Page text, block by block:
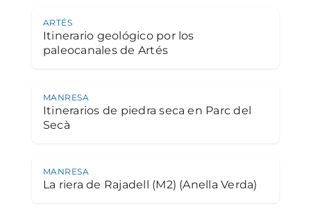
ARTÉS
Itinerario geológico por los
paleocanales de Artés
MANRESA
Itinerarios de piedra seca en Parc del
Secà
MANRESA
La riera de Rajadell (M2) (Anella Verda)